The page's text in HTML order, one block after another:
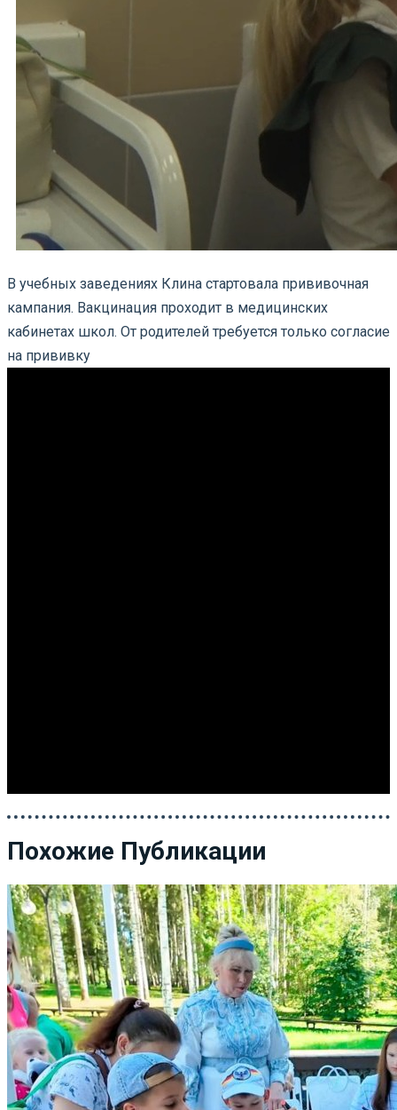
В учебных заведениях Клина стартовала прививочная
кампания. Вакцинация проходит в медицинских
кабинетах школ. От родителей требуется только согласие
на прививку
Похожие Публикации